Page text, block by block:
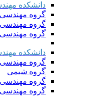
دانشکده
گروه مهندسی
گروه
گروه
دانشکده
گروه
گروه شیمی
گروه مهندسی
گروه